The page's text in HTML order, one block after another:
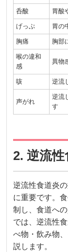
呑酸 胃酸
げっぷ 胃の
胸痛 胸部
喉の違和
感
異物
咳 逆流
声がれ
逆流
す
2. 逆流
逆流性食道炎
に重要です。
制し、食道へ
では、逆流性
べ物・飲み物
説します。